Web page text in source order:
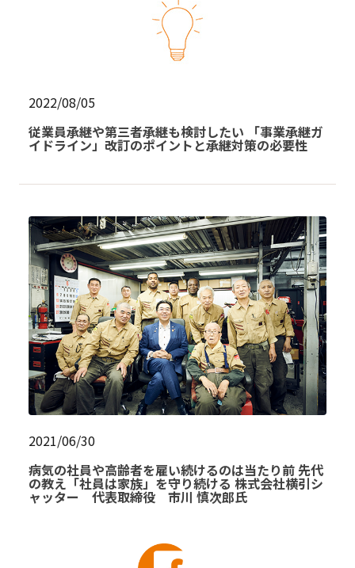
2022/08/05
従業員承継や第三者承継も検討したい 「事業承継ガ
イドライン」改訂のポイントと承継対策の必要性
2021/06/30
病気の社員や高齢者を雇い続けるのは当たり前 先代
の教え「社員は家族」を守り続ける 株式会社横引シ
ャッター 代表取締役 市川 慎次郎氏